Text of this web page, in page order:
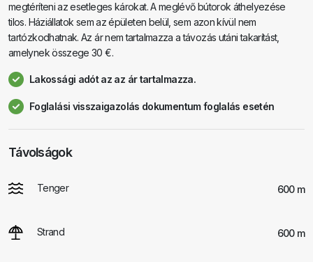
megtéríteni az esetleges károkat. A meglévő bútorok áthelyezése
tilos. Háziállatok sem az épületen belül, sem azon kívül nem
tartózkodhatnak. Az ár nem tartalmazza a távozás utáni takarítást,
amelynek összege 30 €.
Lakossági adót az az ár tartalmazza.
Foglalási visszaigazolás dokumentum foglalás esetén
Távolságok
Tenger 600 m
Strand 600 m